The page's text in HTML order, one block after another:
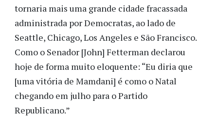
tornaria mais uma grande cidade fracassada
administrada por Democratas, ao lado de
Seattle, Chicago, Los Angeles e São Francisco.
Como o Senador [John] Fetterman declarou
hoje de forma muito eloquente: “Eu diria que
[uma vitória de Mamdani] é como o Natal
chegando em julho para o Partido
Republicano.”